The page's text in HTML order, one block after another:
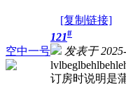
[复制链接]
空中一号
121#
发表于
订房时说明是